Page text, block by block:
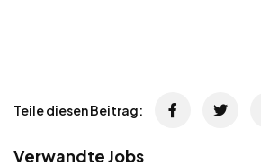
Teile diesen Beitrag:
Verwandte Jobs